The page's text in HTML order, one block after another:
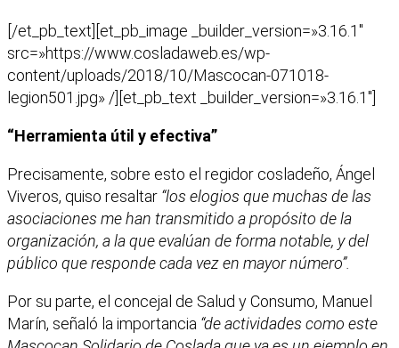
[/et_pb_text][et_pb_image _builder_version=»3.16.1″
src=»https://www.cosladaweb.es/wp-
content/uploads/2018/10/Mascocan-071018-
legion501.jpg» /][et_pb_text _builder_version=»3.16.1″]
“Herramienta útil y efectiva”
Precisamente, sobre esto el regidor cosladeño, Ángel
Viveros, quiso resaltar “los elogios que muchas de las
asociaciones me han transmitido a propósito de la
organización, a la que evalúan de forma notable, y del
público que responde cada vez en mayor número”.
Por su parte, el concejal de Salud y Consumo, Manuel
Marín, señaló la importancia “de actividades como este